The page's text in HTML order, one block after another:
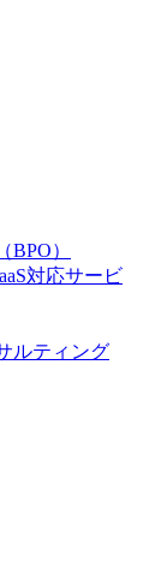
）
対応サービ
ルティング